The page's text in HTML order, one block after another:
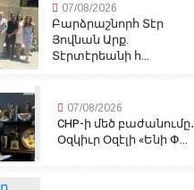
07/08/2026
Բարձրաշնորհ Տէր
Յովնան Արք.
Տէրտէրեանի հ...
07/08/2026
CHP-ի մեծ բաժանումը․
Օզկիւր Օզէլի «Ենի Փ...